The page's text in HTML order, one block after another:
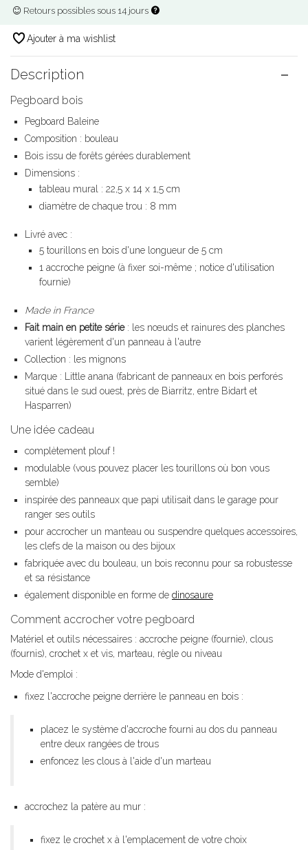
Retours possibles sous 14 jours
Ajouter à ma wishlist
Description
Pegboard bois
Pegboard Baleine
Composition : bouleau
Bois issu de forêts gérées durablement
Dimensions :
tableau mural : 22,5 x 14 x 1,5 cm
diamètre de chaque trou : 8 mm
Livré avec :
5 tourillons en bois d'une longueur de 5 cm
1 accroche peigne (à fixer soi-même ; notice d'utilisation
fournie)
Made in France
Fait main en petite série: les nœuds et rainures des planches
varient légèrement d'un panneau à l'autre
Collection : les mignons
Marque : Little anana (fabricant de panneaux en bois perforés
situé dans le sud ouest, près de Biarritz, entre Bidart et
Hasparren)
Une idée cadeau
complètement plouf !
modulable (vous pouvez placer les tourillons où bon vous
semble)
inspirée des panneaux que papi utilisait dans le garage pour
ranger ses outils
pour accrocher un manteau ou suspendre quelques accessoires,
les clefs de la maison ou des bijoux
fabriquée avec du bouleau, un bois reconnu pour sa robustesse
et sa résistance
également disponible en forme de dinosaure
Comment accrocher votre pegboard
Matériel et outils nécessaires : accroche peigne (fournie), clous
(fournis), crochet x et vis, marteau, règle ou niveau
Mode d'emploi :
fixez l'accroche peigne derrière le panneau en bois :
placez le système d'accroche fourni au dos du panneau
entre deux rangées de trous
enfoncez les clous à l'aide d'un marteau
accrochez la patère au mur :
fixez le crochet x à l'emplacement de votre choix